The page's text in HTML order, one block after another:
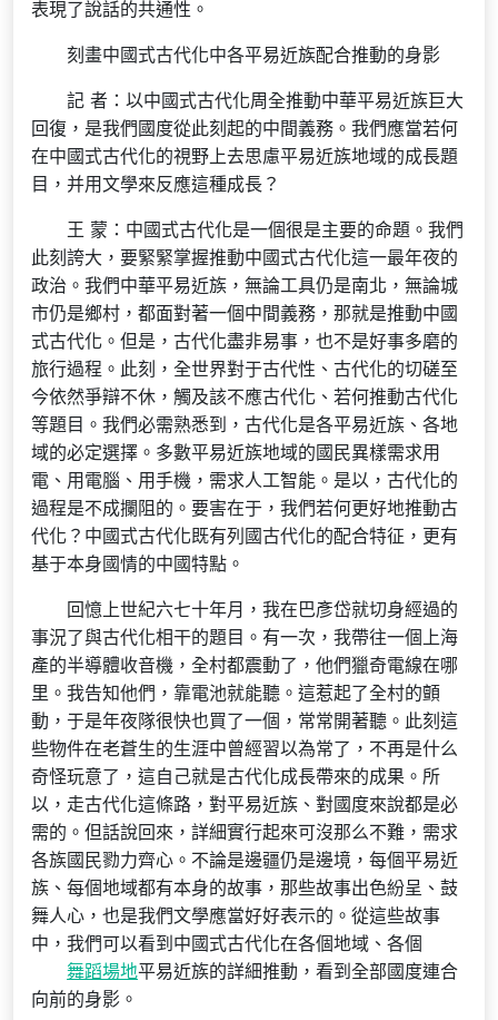
表現了說話的共通性。
刻畫中國式古代化中各平易近族配合推動的身影
記 者：以中國式古代化周全推動中華平易近族巨大
回復，是我們國度從此刻起的中間義務。我們應當若何
在中國式古代化的視野上去思慮平易近族地域的成長題
目，并用文學來反應這種成長？
王 蒙：中國式古代化是一個很是主要的命題。我們
此刻誇大，要緊緊掌握推動中國式古代化這一最年夜的
政治。我們中華平易近族，無論工具仍是南北，無論城
市仍是鄉村，都面對著一個中間義務，那就是推動中國
式古代化。但是，古代化盡非易事，也不是好事多磨的
旅行過程。此刻，全世界對于古代性、古代化的切磋至
今依然爭辯不休，觸及該不應古代化、若何推動古代化
等題目。我們必需熟悉到，古代化是各平易近族、各地
域的必定選擇。多數平易近族地域的國民異樣需求用
電、用電腦、用手機，需求人工智能。是以，古代化的
過程是不成攔阻的。要害在于，我們若何更好地推動古
代化？中國式古代化既有列國古代化的配合特征，更有
基于本身國情的中國特點。
回憶上世紀六七十年月，我在巴彥岱就切身經過的
事況了與古代化相干的題目。有一次，我帶往一個上海
產的半導體收音機，全村都震動了，他們獵奇電線在哪
里。我告知他們，靠電池就能聽。這惹起了全村的顫
動，于是年夜隊很快也買了一個，常常開著聽。此刻這
些物件在老蒼生的生涯中曾經習以為常了，不再是什么
奇怪玩意了，這自己就是古代化成長帶來的成果。所
以，走古代化這條路，對平易近族、對國度來說都是必
需的。但話說回來，詳細實行起來可沒那么不難，需求
各族國民勠力齊心。不論是邊疆仍是邊境，每個平易近
族、每個地域都有本身的故事，那些故事出色紛呈、鼓
舞人心，也是我們文學應當好好表示的。從這些故事
中，我們可以看到中國式古代化在各個地域、各個
舞蹈場地平易近族的詳細推動，看到全部國度連合
向前的身影。